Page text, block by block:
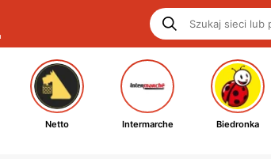
Netto Intermarche Biedronka